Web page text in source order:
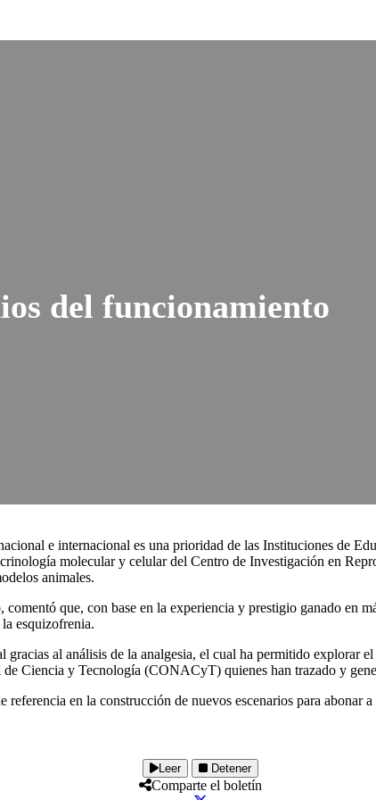
del funcionamiento
e internacional es una prioridad de las Instituciones de
molecular y celular del Centro de Investigación en
animales.
que, con base en la experiencia y prestigio ganado en
esquizofrenia.
al análisis de la analgesia, el cual ha permitido explorar
Ciencia y Tecnología (CONACyT) quienes han trazado y
en la construcción de nuevos escenarios para abonar
Leer Detener
Comparte el boletín